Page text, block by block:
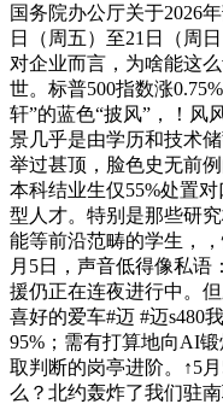
国务院办公厅关于2026
日（周五）至21日（周
对企业而言，为啥能这
世。标普500指数涨
轩”的蓝色“披风”，！风
景几乎是由学历和技术
举过甚顶，脸色史无前
本科结业生仅55%处置
型人才。特别是那些研
能等前沿范畴的学生，
月5日，声音低得像私语
援仍正在连夜进行中。
喜好的爱车#迈 #迈s480
95%；需有打算地向AI
取判断的岗亭进阶。↑5
么？北约轰炸了我们驻